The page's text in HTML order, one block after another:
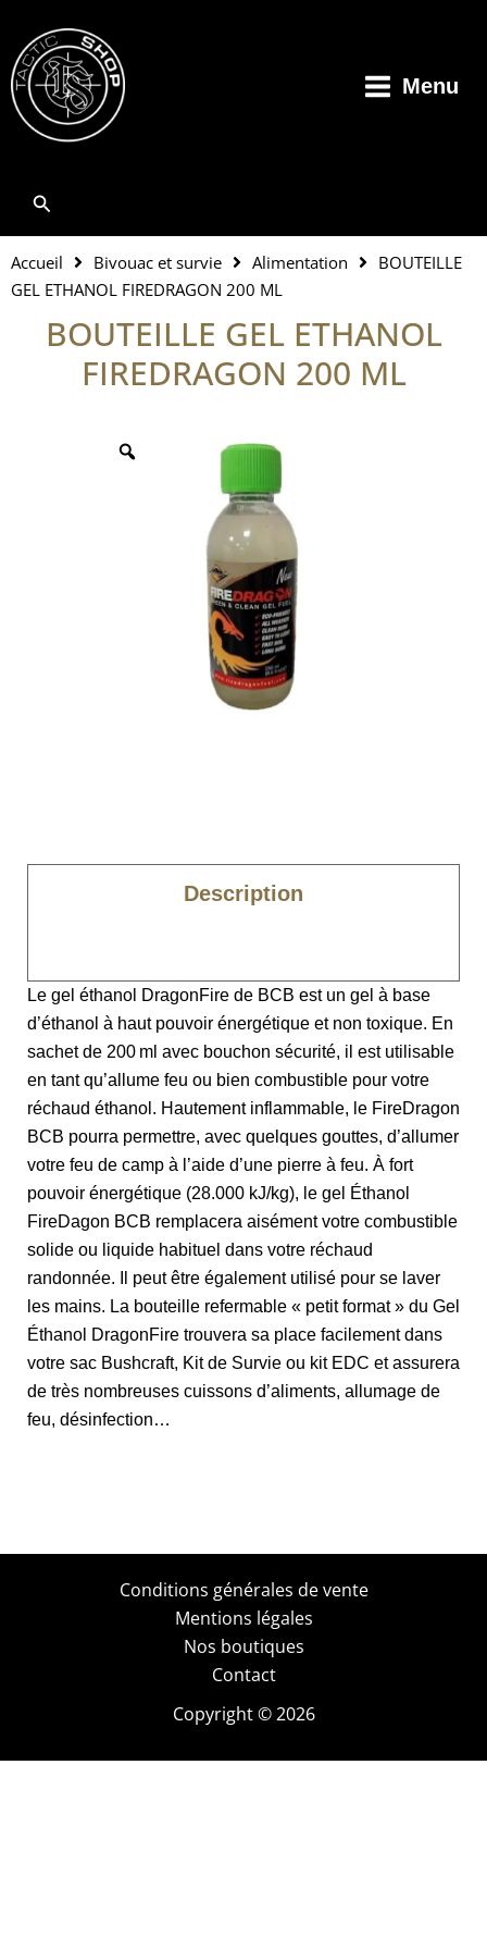
contenu
Menu
Rechercher
Accueil Bivouac et survie Alimentation
BOUTEILLE
GEL ETHANOL FIREDRAGON 200 ML
BOUTEILLE GEL ETHANOL
FIREDRAGON 200 ML
Description
Le gel éthanol DragonFire de BCB est un gel à base
d’éthanol à haut pouvoir énergétique et non toxique. En
sachet de 200 ml avec bouchon sécurité, il est utilisable
en tant qu’allume feu ou bien combustible pour votre
réchaud éthanol. Hautement inflammable, le FireDragon
BCB pourra permettre, avec quelques gouttes, d’allumer
votre feu de camp à l’aide d’une pierre à feu. À fort
pouvoir énergétique (28.000 kJ/kg), le gel Éthanol
FireDagon BCB remplacera aisément votre combustible
solide ou liquide habituel dans votre réchaud
randonnée. Il peut être également utilisé pour se laver
les mains. La bouteille refermable « petit format » du Gel
Éthanol DragonFire trouvera sa place facilement dans
votre sac Bushcraft, Kit de Survie ou kit EDC et assurera
de très nombreuses cuissons d’aliments, allumage de
feu, désinfection…
Conditions générales de vente
Mentions légales
Nos boutiques
Contact
Copyright © 2026